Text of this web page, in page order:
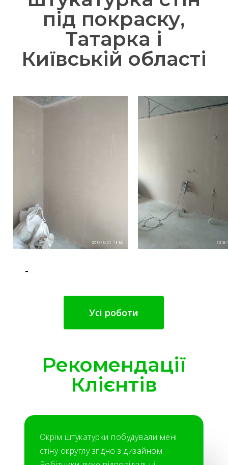
під покраску,
Татарка і
Київській області
Усі роботи
Рекомендації
Клієнтів
Окрім штукатурки побудували мені
стіну округлу згідно з дизайном.